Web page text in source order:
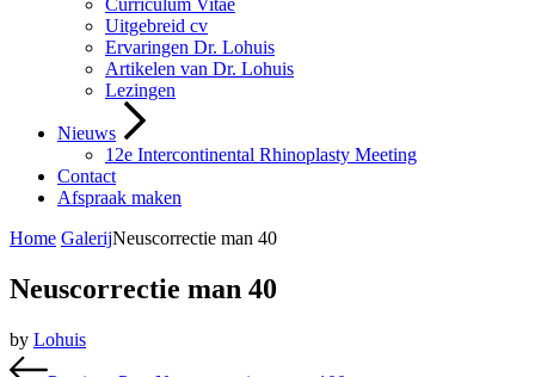
Curriculum Vitae
Uitgebreid cv
Ervaringen Dr. Lohuis
Artikelen van Dr. Lohuis
Lezingen
Nieuws
12e Intercontinental Rhinoplasty Meeting
Contact
Afspraak maken
Home GalerijNeuscorrectie man 40
Neuscorrectie man 40
by Lohuis
Bericht